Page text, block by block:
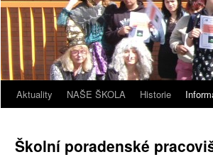
Aktuality NAŠE ŠKOLA Historie
Školní poradenské